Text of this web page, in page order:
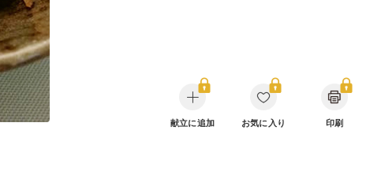
献立に追加 お気に入り 印刷